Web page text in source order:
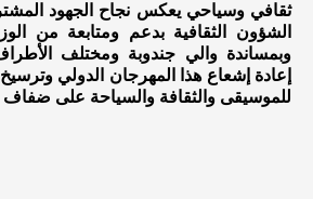
ثقافي وسياحي يعكس نجاح الجهود
الشؤون الثقافية بدعم ومتابعة من
وبمساندة والي جندوبة ومختلف
إعادة إشعاع هذا المهرجان الدولي
للموسيقى والثقافة والسياحة على